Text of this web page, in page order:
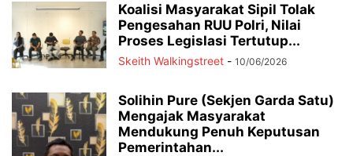
Koalisi Masyarakat Sipil Tolak
Pengesahan RUU Polri, Nilai
Proses Legislasi Tertutup...
Skeith Walkingstreet - 10/06/2026
Solihin Pure (Sekjen Garda Satu)
Mengajak Masyarakat
Mendukung Penuh Keputusan
Pemerintahan...